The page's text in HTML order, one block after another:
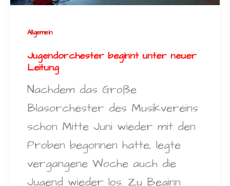
Allgemein
Jugendorchester beginnt unter neuer
Leitung
Nachdem das Große
Blasorchester des Musikvereins
schon Mitte Juni wieder mit den
Proben begonnen hatte, legte
vergangene Woche auch die
Jugend wieder los. Zu Beginn